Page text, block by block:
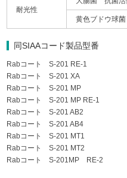
耐光性
黄色ブドウ球
同SIAAコード製品型番
Rabコート S-201 RE-1
Rabコート S-201 XA
Rabコート S-201 MP
Rabコート S-201 MP RE-1
Rabコート S-201 AB2
Rabコート S-201 AB4
Rabコート S-201 MT1
Rabコート S-201 MT2
Rabコート S-201MP RE-2